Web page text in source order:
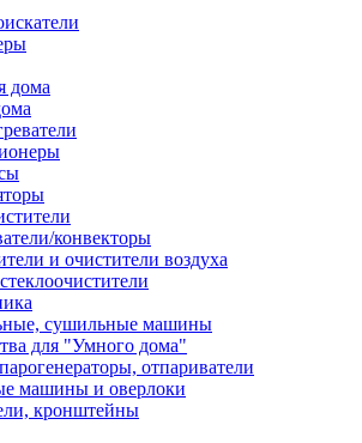
конвекторы
и очистители воздуха
сушильные машины
для "Умного дома"
отпариватели
машины и оверлоки
кронштейны